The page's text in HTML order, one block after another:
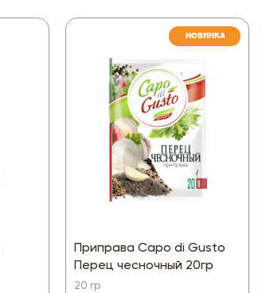
Приправа Capo di Gusto
Перец чесночный 20гр
20 гр
НОВИНКА